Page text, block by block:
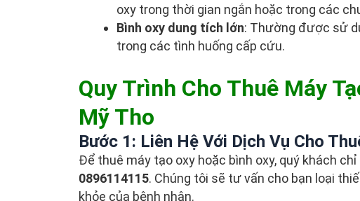
oxy trong thời gian ngắn hoặc trong các
Bình oxy dung tích lớn: Thường được sử
trong các tình huống cấp cứu.
Quy Trình Cho Thuê Máy
Mỹ Tho
Bước 1: Liên Hệ Với Dịch Vụ Cho
Để thuê máy tạo oxy hoặc bình oxy, quý khách
0896114115. Chúng tôi sẽ tư vấn cho bạn loại
khỏe của bệnh nhân.